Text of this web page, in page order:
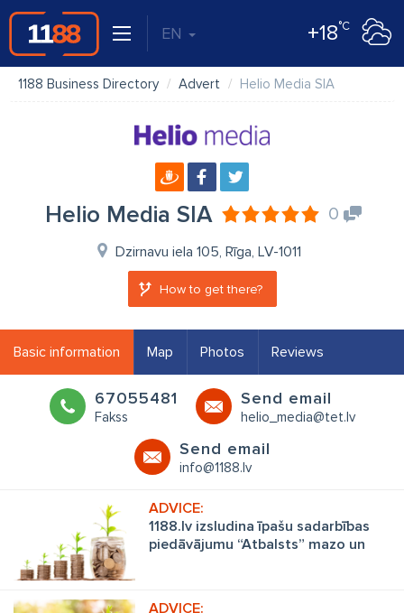
EN +18°C
1188 Business Directory Advert Helio Media SIA
Helio Media SIA 0
Dzirnavu iela 105, Rīga, LV-1011
How to get there?
Basic information Map Photos Reviews
67055481
Fakss
Send email
helio_media@tet.lv
Send email
info@1188.lv
1188.lv izsludina īpašu sadarbības
piedāvājumu “Atbalsts” mazo un